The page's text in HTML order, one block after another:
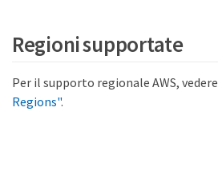
Regioni supportate
Per il supporto regionale AWS, vedere
Regions".